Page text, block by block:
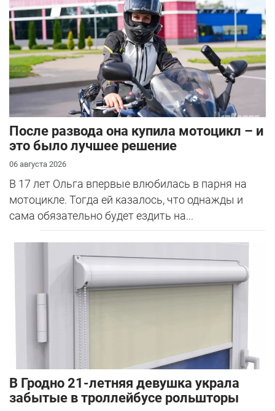
После развода она купила мотоцикл – и
это было лучшее решение
06 августа 2026
В 17 лет Ольга впервые влюбилась в парня на
мотоцикле. Тогда ей казалось, что однажды и
сама обязательно будет ездить на...
В Гродно 21-летняя девушка украла
забытые в троллейбусе рольшторы